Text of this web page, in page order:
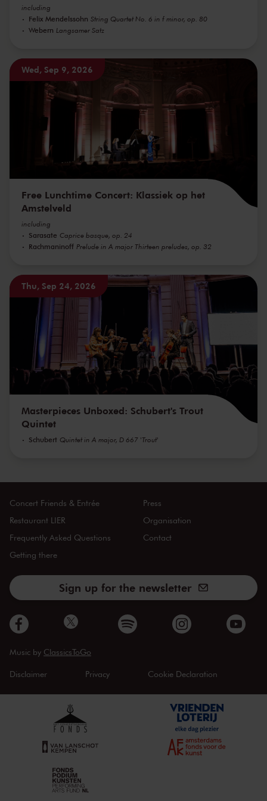
including
Felix Mendelssohn String Quartet No. 6 in f minor, op. 80
Webern Langsamer Satz
Wed, Sep 9, 2026
Free Lunchtime Concert: Klassiek op het
Amstelveld
including
Sarasate Caprice basque, op. 24
Rachmaninoff Prelude in A major Thirteen preludes, op. 32
Thu, Sep 24, 2026
Masterpieces Unboxed: Schubert's Trout
Quintet
Schubert Quintet in A major, D 667 'Trout'
Concert Friends & Entrée
Restaurant LIER
Frequently Asked Questions
Getting there
Press
Organisation
Contact
Sign up for the newsletter
Music by ClassicsToGo
Disclaimer Privacy Cookie Declaration